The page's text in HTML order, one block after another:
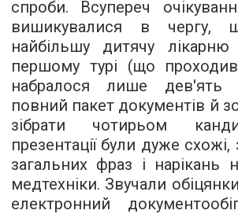
спроби. Всупереч
вишикувалися в чергу,
найбільшу дитячу
першому турі (що
набралося лише дев'ять
повний пакет документів й
зібрати чотирьом
презентації були дуже
загальних фраз і нарікань
медтехніки. Звучали
електронний